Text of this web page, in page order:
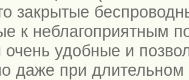
закрытые
к неблагоприятным
удобные и
даже при